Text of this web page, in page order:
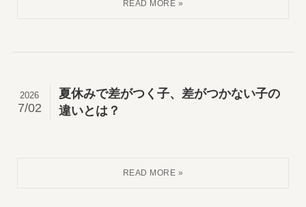
夏休みで差がつく子、差がつかない子の
違いとは？
2026
7/02